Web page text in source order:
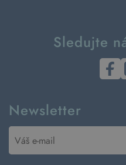
Sledujte
Newsletter